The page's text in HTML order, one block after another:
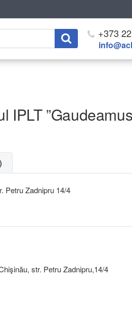
+373
Petru Zadnipru 14/4
str. Petru Zadnipru,14/4